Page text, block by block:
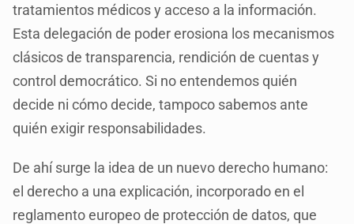
tratamientos médicos y acceso a la información.
Esta delegación de poder erosiona los mecanismos
clásicos de transparencia, rendición de cuentas y
control democrático. Si no entendemos quién
decide ni cómo decide, tampoco sabemos ante
quién exigir responsabilidades.
De ahí surge la idea de un nuevo derecho humano:
el derecho a una explicación, incorporado en el
reglamento europeo de protección de datos, que